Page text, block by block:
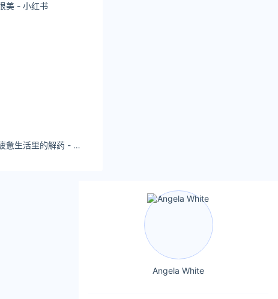
美 - 小红书
娜比晚安 朋友是疲惫生活里的解药 - 小红书
Angela White